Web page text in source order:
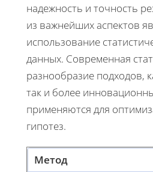
надежность и точность
из важнейших аспектов
использование
данных. Современная
разнообразие подходов,
так и более
применяются для
гипотез.
Метод